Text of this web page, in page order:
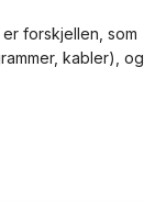
forskjellen, som
kabler), og